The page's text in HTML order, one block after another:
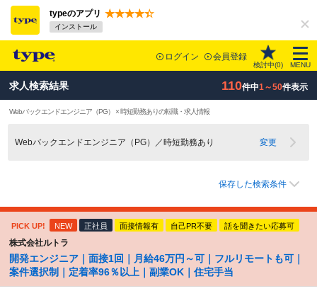
typeのアプリ
インストール
ログイン 会員登録
検討中(0) MENU
求人検索結果 110件中1～50件表示
Webバックエンドエンジニア（PG） × 時短勤務ありの転職・求人情報
Webバックエンドエンジニア（PG）／時短勤務あり 変更
保存した検索条件
PICK UP! NEW 正社員 面接情報有 自己PR不要 話を聞きたい応募可
株式会社ルトラ
開発エンジニア｜面接1回｜月給46万円～可｜フルリモートも可｜
案件選択制｜定着率96％以上｜副業OK｜住宅手当